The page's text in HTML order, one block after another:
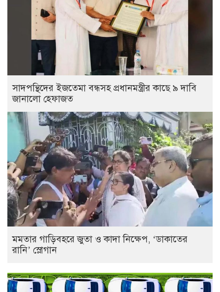
সাদপন্থিদের ইজতেমা বন্ধসহ প্রধানমন্ত্রীর কাছে ৯ দাবি
জানালো হেফাজত
মমতার গাড়িবহরে জুতা ও কাদা নিক্ষেপ, ‘ডাকাতের
রানি’ স্লোগান